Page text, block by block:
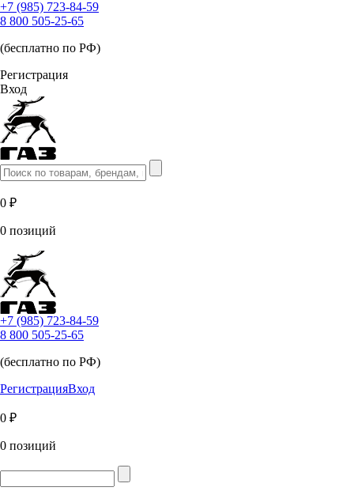
+7 (985) 723-84-59
8 800 505-25-65
(бесплатно по РФ)
Регистрация
Вход
0 ₽
0 позиций
+7 (985) 723-84-59
8 800 505-25-65
(бесплатно по РФ)
РегистрацияВход
0 ₽
0 позиций